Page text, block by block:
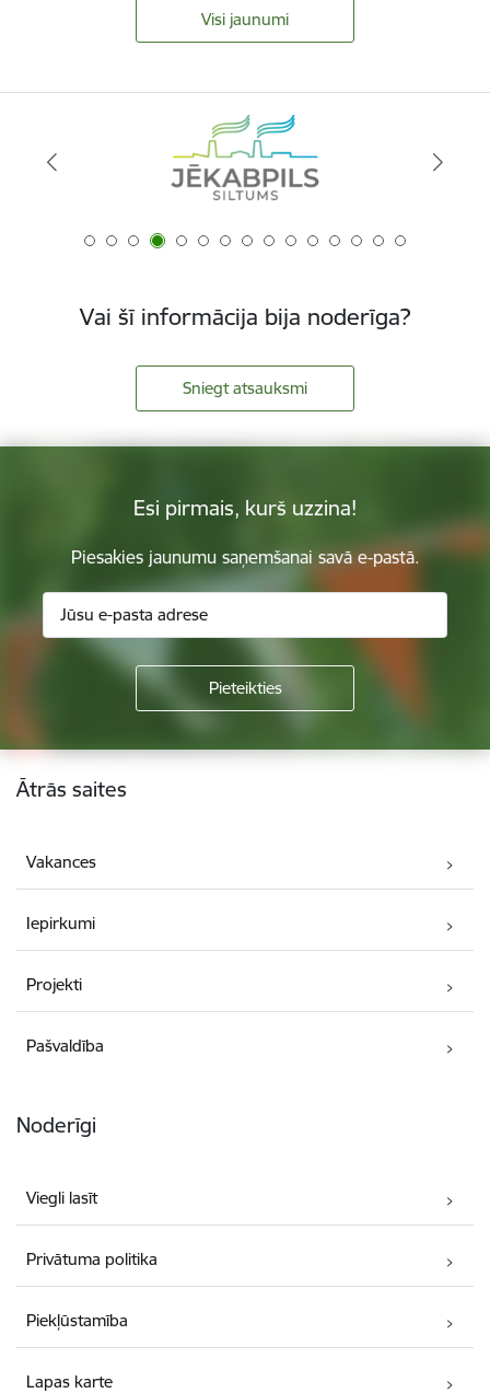
Visi jaunumi
Vai šī informācija bija noderīga?
Sniegt atsauksmi
Esi pirmais, kurš uzzina!
Piesakies jaunumu saņemšanai savā e-pastā.
Kājene
Ātrās saites
Vakances
Iepirkumi
Projekti
Pašvaldība
Noderīgi
Viegli lasīt
Privātuma politika
Piekļūstamība
Lapas karte